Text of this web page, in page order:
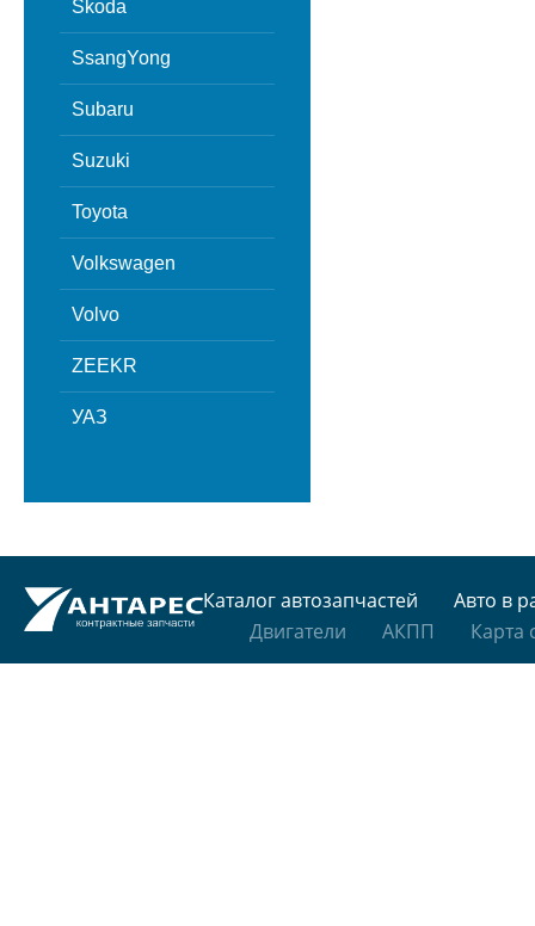
Skoda
SsangYong
Subaru
Suzuki
Toyota
Volkswagen
Volvo
ZEEKR
УАЗ
Каталог автозапчастей
Авто в
Двигатели
АКПП Карта